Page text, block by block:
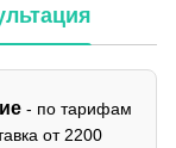
- по тарифам
от 2200